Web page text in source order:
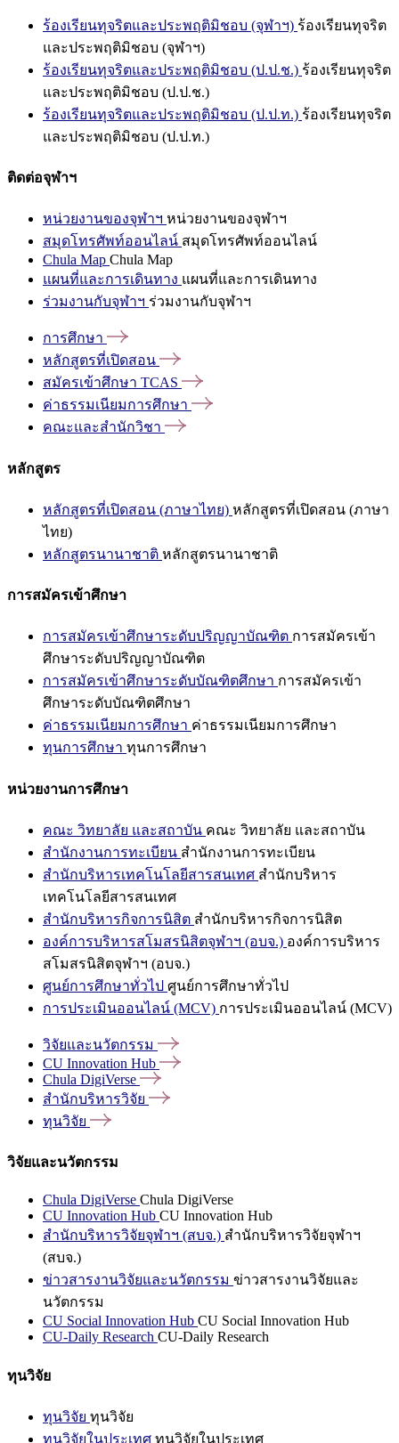
ร้องเรียนทุจริตและประพฤติมิชอบ (จุฬาฯ) ร้องเรียนทุจริต
และประพฤติมิชอบ (จุฬาฯ)
ร้องเรียนทุจริตและประพฤติมิชอบ (ป.ป.ช.) ร้องเรียนทุจริต
และประพฤติมิชอบ (ป.ป.ช.)
ร้องเรียนทุจริตและประพฤติมิชอบ (ป.ป.ท.) ร้องเรียนทุจริต
และประพฤติมิชอบ (ป.ป.ท.)
ติดต่อจุฬาฯ
หน่วยงานของจุฬาฯ หน่วยงานของจุฬาฯ
สมุดโทรศัพท์ออนไลน์ สมุดโทรศัพท์ออนไลน์
Chula Map Chula Map
แผนที่และการเดินทาง แผนที่และการเดินทาง
ร่วมงานกับจุฬาฯ ร่วมงานกับจุฬาฯ
การศึกษา
หลักสูตรที่เปิดสอน
สมัครเข้าศึกษา TCAS
ค่าธรรมเนียมการศึกษา
คณะและสำนักวิชา
หลักสูตร
หลักสูตรที่เปิดสอน (ภาษาไทย) หลักสูตรที่เปิดสอน (ภาษา
ไทย)
หลักสูตรนานาชาติ หลักสูตรนานาชาติ
การสมัครเข้าศึกษา
การสมัครเข้าศึกษาระดับปริญญาบัณฑิต การสมัครเข้า
ศึกษาระดับปริญญาบัณฑิต
การสมัครเข้าศึกษาระดับบัณฑิตศึกษา การสมัครเข้า
ศึกษาระดับบัณฑิตศึกษา
ค่าธรรมเนียมการศึกษา ค่าธรรมเนียมการศึกษา
ทุนการศึกษา ทุนการศึกษา
หน่วยงานการศึกษา
คณะ วิทยาลัย และสถาบัน คณะ วิทยาลัย และสถาบัน
สำนักงานการทะเบียน สำนักงานการทะเบียน
สำนักบริหารเทคโนโลยีสารสนเทศ สำนักบริหาร
เทคโนโลยีสารสนเทศ
สำนักบริหารกิจการนิสิต สำนักบริหารกิจการนิสิต
องค์การบริหารสโมสรนิสิตจุฬาฯ (อบจ.) องค์การบริหาร
สโมสรนิสิตจุฬาฯ (อบจ.)
ศูนย์การศึกษาทั่วไป ศูนย์การศึกษาทั่วไป
การประเมินออนไลน์ (MCV) การประเมินออนไลน์ (MCV)
วิจัยและนวัตกรรม
CU Innovation Hub
Chula DigiVerse
สำนักบริหารวิจัย
ทุนวิจัย
วิจัยและนวัตกรรม
Chula DigiVerse Chula DigiVerse
CU Innovation Hub CU Innovation Hub
สำนักบริหารวิจัยจุฬาฯ (สบจ.) สำนักบริหารวิจัยจุฬาฯ
(สบจ.)
ข่าวสารงานวิจัยและนวัตกรรม ข่าวสารงานวิจัยและ
นวัตกรรม
CU Social Innovation Hub CU Social Innovation Hub
CU-Daily Research CU-Daily Research
ทุนวิจัย
ทุนวิจัย ทุนวิจัย
ทุนวิจัยในประเทศ ทุนวิจัยในประเทศ